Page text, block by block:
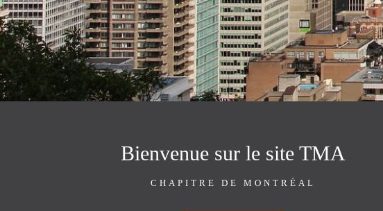
Bienvenue sur le site TMA
CHAPITRE DE MONTRÉAL